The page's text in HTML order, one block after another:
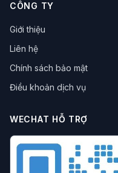
CÔNG TY
Giới thiệu
Liên hệ
Chính sách bảo mật
Điều khoản dịch vụ
WECHAT HỖ TRỢ